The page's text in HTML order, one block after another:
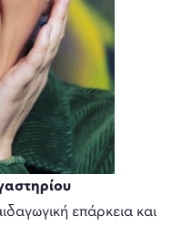
επάρκεια και